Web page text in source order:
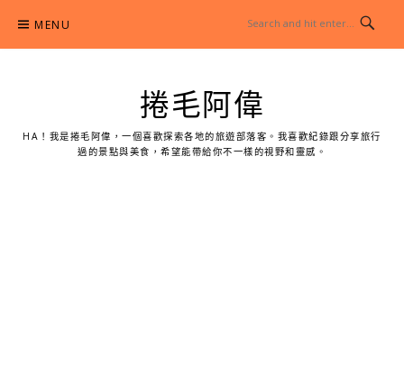
content
MENU
捲毛阿偉
HA！我是捲毛阿偉，一個喜歡探索各地的旅遊部落客。我喜歡紀錄跟分享旅行
過的景點與美食，希望能帶給你不一樣的視野和靈感。